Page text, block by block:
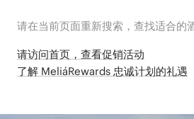
请在当前页面重新搜索，查找适合的
请访问首页，查看促销活动
了解 MeliáRewards 忠诚计划的礼遇